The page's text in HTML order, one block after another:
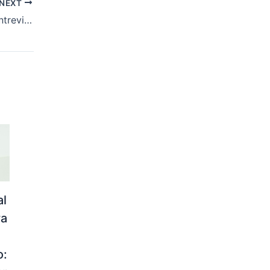
NEXT
“Levi Oliveira, Em Entrevista No Play Fan F1, Elogia o Senador Laércio como Referência Política e Anuncia Pré-Candidatura a Vereador por Aracaju”